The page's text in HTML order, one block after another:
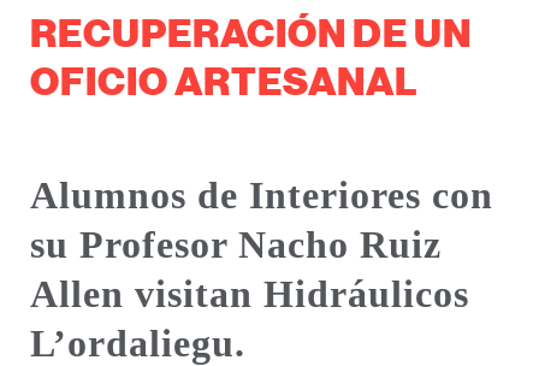
RECUPERACIÓN DE UN
OFICIO ARTESANAL
Alumnos de Interiores con
su Profesor Nacho Ruiz
Allen visitan Hidráulicos
L’ordaliegu.